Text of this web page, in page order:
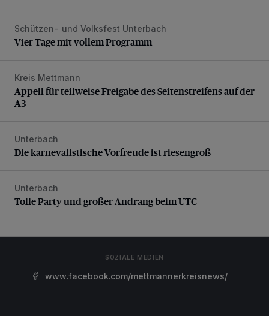
Vier Tage mit vollem Programm
Schützen- und Volksfest Unterbach
Vier Tage mit vollem Programm
Appell für teilweise Freigabe des Seitenstreifens auf der A3
Kreis Mettmann
Appell für teilweise Freigabe des Seitenstreifens auf der
A3
Die karnevalistische Vorfreude ist riesengroß
Unterbach
Die karnevalistische Vorfreude ist riesengroß
Tolle Party und großer Andrang beim UTC
Unterbach
Tolle Party und großer Andrang beim UTC
SOZIALE MEDIEN
www.facebook.com/mettmannerkreisnews/